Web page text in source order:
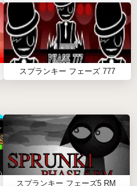
スプランキー フェーズ 777
スプランキー フェーズ5 RM